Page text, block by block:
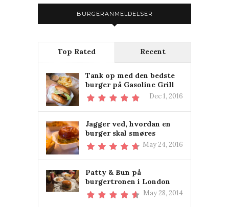
BURGERANMELDELSER
Top Rated Recent
Tank op med den bedste
burger på Gasoline Grill
Dec 1, 2016
Jagger ved, hvordan en
burger skal smøres
May 24, 2016
Patty & Bun på
burgertronen i London
May 28, 2014